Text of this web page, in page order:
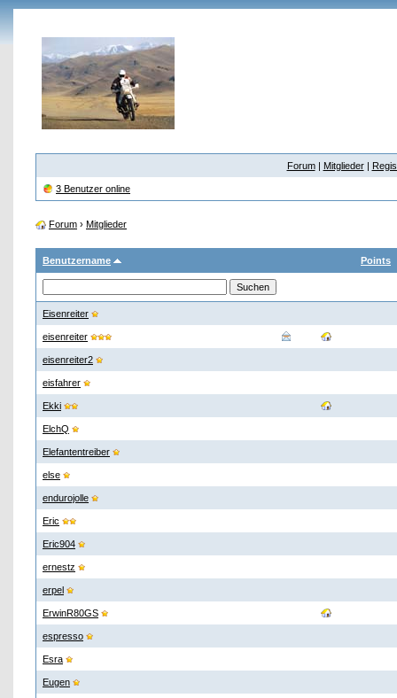
Forum| Mitglieder|
3 Benutzer online
Forum › Mitglieder
Benutzername Points
Eisenreiter
eisenreiter
eisenreiter2
eisfahrer
Ekki
ElchQ
Elefantentreiber
else
endurojolle
Eric
Eric904
ernestz
erpel
ErwinR80GS
espresso
Esra
Eugen